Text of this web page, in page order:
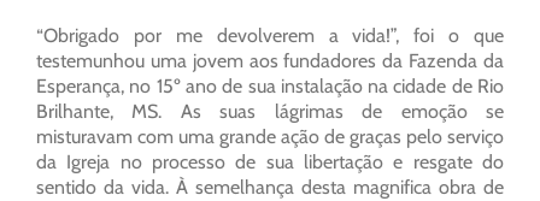
“Obrigado por me devolverem a vida!”, foi o que
testemunhou uma jovem aos fundadores da Fazenda da
Esperança, no 15º ano de sua instalação na cidade de Rio
Brilhante, MS. As suas lágrimas de emoção se
misturavam com uma grande ação de graças pelo serviço
da Igreja no processo de sua libertação e resgate do
sentido da vida. À semelhança desta magnifica obra de